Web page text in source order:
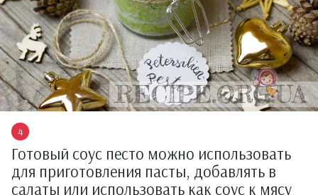
Готовый соус песто можно использовать
для приготовления пасты, добавлять в
салаты или использовать как соус к мясу